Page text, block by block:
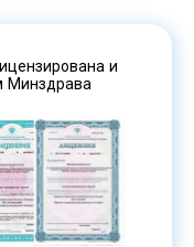
и
Минздрава